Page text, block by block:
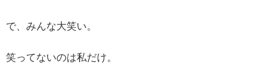
で、みんな大笑い。
笑ってないのは私だけ。